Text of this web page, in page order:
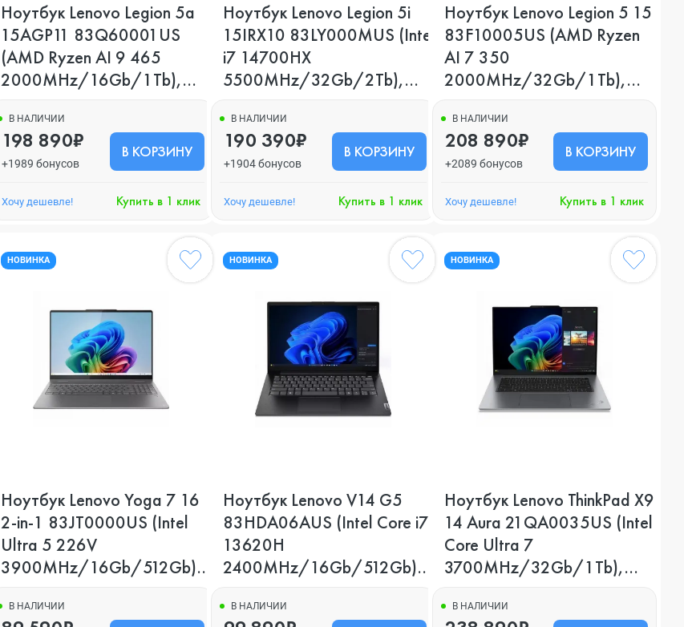
Ноутбук Lenovo Legion 5a
15AGP11 83Q60001US
(AMD Ryzen AI 9 465
2000MHz/16Gb/1Tb),
В НАЛИЧИИ
198 890₽
+1989 бонусов
В КОРЗИНУ
Хочу дешевле! Купить в 1 клик
Ноутбук Lenovo Legion 5i
15IRX10 83LY000MUS (Intel
i7 14700HX
5500MHz/32Gb/2Tb),
В НАЛИЧИИ
190 390₽
+1904 бонусов
В КОРЗИНУ
Хочу дешевле! Купить в 1 клик
Ноутбук Lenovo Legion 5 15
83F10005US (AMD Ryzen
AI 7 350
2000MHz/32Gb/1Tb),
В НАЛИЧИИ
208 890₽
+2089 бонусов
В КОРЗИНУ
Хочу дешевле! Купить в 1 клик
НОВИНКА
Ноутбук Lenovo Yoga 7 16
2-in-1 83JT0000US (Intel
Ultra 5 226V
3900MHz/16Gb/512Gb),
В НАЛИЧИИ
НОВИНКА
Ноутбук Lenovo V14 G5
83HDA06AUS (Intel Core i7
13620H
2400MHz/16Gb/512Gb),
В НАЛИЧИИ
НОВИНКА
Ноутбук Lenovo ThinkPad X9
14 Aura 21QA0035US (Intel
Core Ultra 7
3700MHz/32Gb/1Tb),
В НАЛИЧИИ